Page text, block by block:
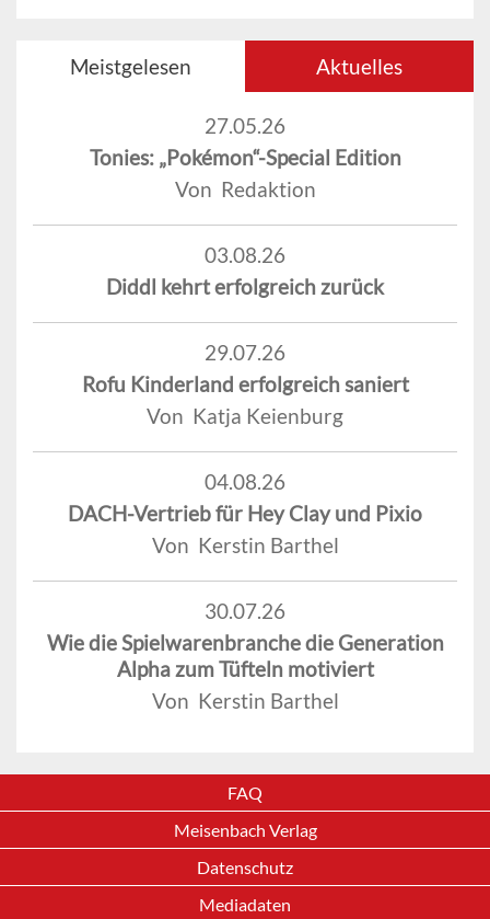
Meistgelesen Aktuelles
27.05.26
Tonies: „Pokémon“-Special Edition
Von Redaktion
03.08.26
Diddl kehrt erfolgreich zurück
29.07.26
Rofu Kinderland erfolgreich saniert
Von Katja Keienburg
04.08.26
DACH-Vertrieb für Hey Clay und Pixio
Von Kerstin Barthel
30.07.26
Wie die Spielwarenbranche die Generation
Alpha zum Tüfteln motiviert
Von Kerstin Barthel
FAQ
Meisenbach Verlag
Datenschutz
Mediadaten